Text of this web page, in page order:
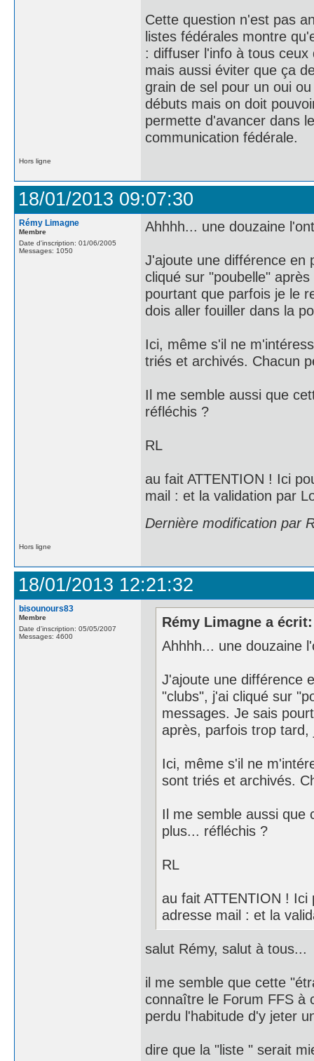
Cette question n'est pas
listes fédérales montre
: diffuser l'info à tous
mais aussi éviter que ça
grain de sel pour un oui
débuts mais on doit
permette d'avancer dans
communication fédérale.
Hors ligne
18/01/2013 09:07:30
Rémy Limagne
Membre
Date d'inscription: 01/06/2005
Messages: 1050
Ahhhh... une douzaine
J'ajoute une différence en
cliqué sur "poubelle"
pourtant que parfois je le
dois aller fouiller dans la
Ici, même s'il ne
triés et archivés. Chacun
Il me semble aussi que
réfléchis ?
RL
au fait ATTENTION ! Ici
mail : et la validation par
Dernière modification par
Hors ligne
18/01/2013 12:21:32
bisounours83
Membre
Date d'inscription: 05/05/2007
Messages: 4600
Rémy Limagne a écrit:
Ahhhh... une douzaine
J'ajoute une différence
"clubs", j'ai cliqué sur
messages. Je sais
après, parfois trop tard,
Ici, même s'il ne
sont triés et archivés.
Il me semble aussi que
plus... réfléchis ?
RL
au fait ATTENTION !
adresse mail : et la
salut Rémy, salut à tous...
il me semble que cette
connaître le Forum FFS à
perdu l'habitude d'y jeter
dire que la "liste " serait